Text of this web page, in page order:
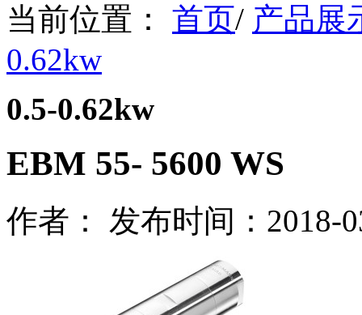
当前位置： 首页/ 产品展
0.62kw
0.5-0.62kw
EBM 55- 5600 WS
作者： 发布时间：2018-